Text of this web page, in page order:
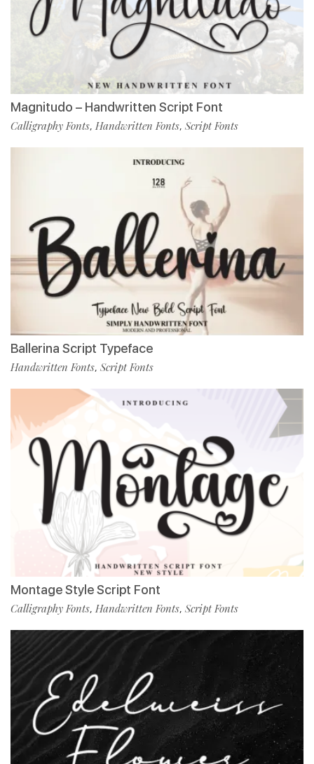
Magnitudo – Handwritten Script Font
Calligraphy Fonts, Handwritten Fonts, Script Fonts
Ballerina Script Typeface
Handwritten Fonts, Script Fonts
Montage Style Script Font
Calligraphy Fonts, Handwritten Fonts, Script Fonts